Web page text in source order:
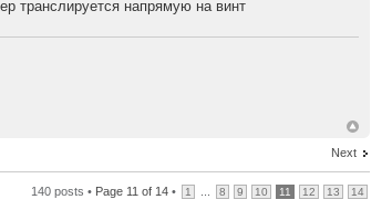
транслируется напрямую на винт
Next
140 posts • Page 11 of 14 • 1 8 9 10 11 12 13 14